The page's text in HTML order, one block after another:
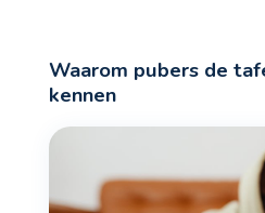
Waarom pubers de
kennen